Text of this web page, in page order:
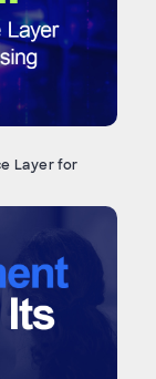
Layer for